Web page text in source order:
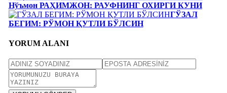
Нўъмон РАҲИМЖОН: РАУФНИНГ ОХИРГИ КУНИ
ГЎЗАЛ
БЕГИМ: РЎМОН ҚУТЛИ БЎЛСИН
YORUM ALANI